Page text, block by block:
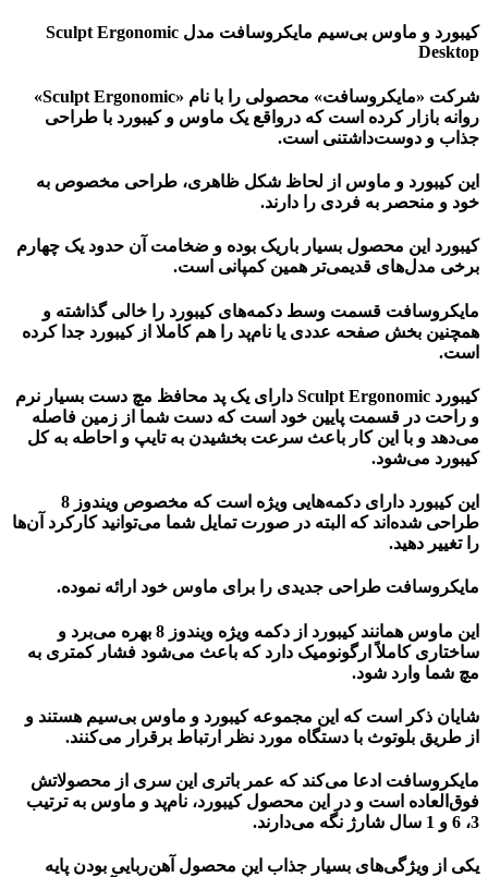
کیبورد و ماوس بی‌سیم مایکروسافت مدل Sculpt Ergonomic
Desktop
شرکت «مایکروسافت» محصولی را با نام «Sculpt Ergonomic»
روانه بازار کرده است که درواقع یک ماوس و کیبورد با طراحی
جذاب و دوست‌داشتنی است.
این کیبورد و ماوس از لحاظ شکل ظاهری، طراحی مخصوص به
خود و منحصر به فردی را دارند.
کیبورد این محصول بسیار باریک بوده و ضخامت آن حدود یک چهارم
برخی مدل‌های قدیمی‌تر همین کمپانی است.
مایکروسافت قسمت وسط دکمه‌های کیبورد را خالی گذاشته و
همچنین بخش صفحه عددی یا نام‌پد را هم کاملا از کیبورد جدا کرده
است.
کیبورد Sculpt Ergonomic دارای یک پد محافظ مچ دست بسیار نرم
و راحت در قسمت پایین خود است که دست شما از زمین فاصله
می‌دهد و با این کار باعث سرعت بخشیدن به تایپ و احاطه به کل
کیبورد می‌شود.
این کیبورد دارای دکمه‌هایی ویژه است که مخصوص ویندوز 8
طراحی شده‌اند که البته در صورت تمایل شما می‌توانید کارکرد آن‌ها
را تغییر دهید.
مایکروسافت طراحی جدیدی را برای ماوس خود ارائه نموده.
این ماوس همانند کیبورد از دکمه ویژه ویندوز 8 بهره می‌برد و
ساختاری کاملاً ارگونومیک دارد که باعث می‌شود فشار کمتری به
مچ شما وارد شود.
شایان ذکر است که این مجموعه کیبورد و ماوس بی‌سیم هستند و
از طریق بلوتوث با دستگاه مورد نظر ارتباط برقرار می‌کنند.
مایکروسافت ادعا می‌کند که عمر باتری این سری از محصولاتش
فوق‌العاده است و در این محصول کیبورد، نام‌پد و ماوس به ترتیب
3، 6 و 1 سال شارژ نگه می‌دارند.
یکی از ویژگی‌های بسیار جذاب این محصول آهن‌ربایی بودن پایه